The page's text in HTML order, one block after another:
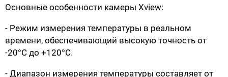
Основные особенности камеры Xview:
- Режим измерения температуры в реальном
времени, обеспечивающий высокую точность от
-20°C до +120°C.
- Диапазон измерения температуры составляет от